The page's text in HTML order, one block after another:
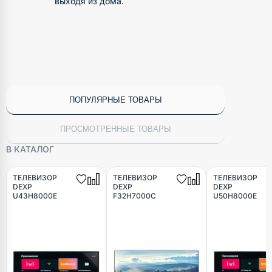
ПОПУЛЯРНЫЕ ТОВАРЫ
ПРОСМОТРЕННЫЕ ТОВАРЫ
В КАТАЛОГ
ТЕЛЕВИЗОР
DEXP
U43H8000E
ТЕЛЕВИЗОР
DEXP
F32H7000C
ТЕЛЕВИЗОР
DEXP
U50H8000E